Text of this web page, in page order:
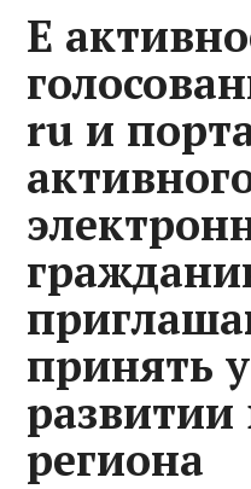
E
ru и
принять
развитии
региона